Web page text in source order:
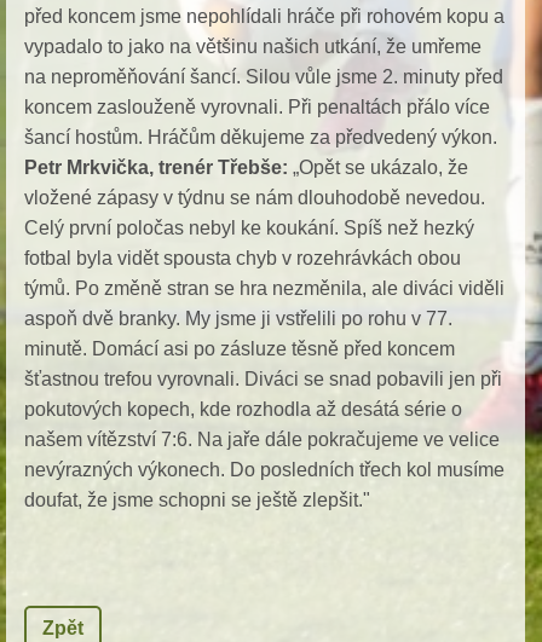
před koncem jsme nepohlídali hráče při rohovém kopu a
vypadalo to jako na většinu našich utkání, že umřeme
na neproměňování šancí. Silou vůle jsme 2. minuty před
koncem zaslouženě vyrovnali. Při penaltách přálo více
šancí hostům. Hráčům děkujeme za předvedený výkon.
Petr Mrkvička, trenér Třebše: „Opět se ukázalo, že
vložené zápasy v týdnu se nám dlouhodobě nevedou.
Celý první poločas nebyl ke koukání. Spíš než hezký
fotbal byla vidět spousta chyb v rozehrávkách obou
týmů. Po změně stran se hra nezměnila, ale diváci viděli
aspoň dvě branky. My jsme ji vstřelili po rohu v 77.
minutě. Domácí asi po zásluze těsně před koncem
šťastnou trefou vyrovnali. Diváci se snad pobavili jen při
pokutových kopech, kde rozhodla až desátá série o
našem vítězství 7:6. Na jaře dále pokračujeme ve velice
nevýrazných výkonech. Do posledních třech kol musíme
doufat, že jsme schopni se ještě zlepšit."
Zpět